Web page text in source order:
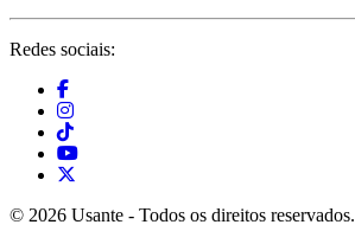
Redes sociais:
© 2026 Usante - Todos os direitos reservados.